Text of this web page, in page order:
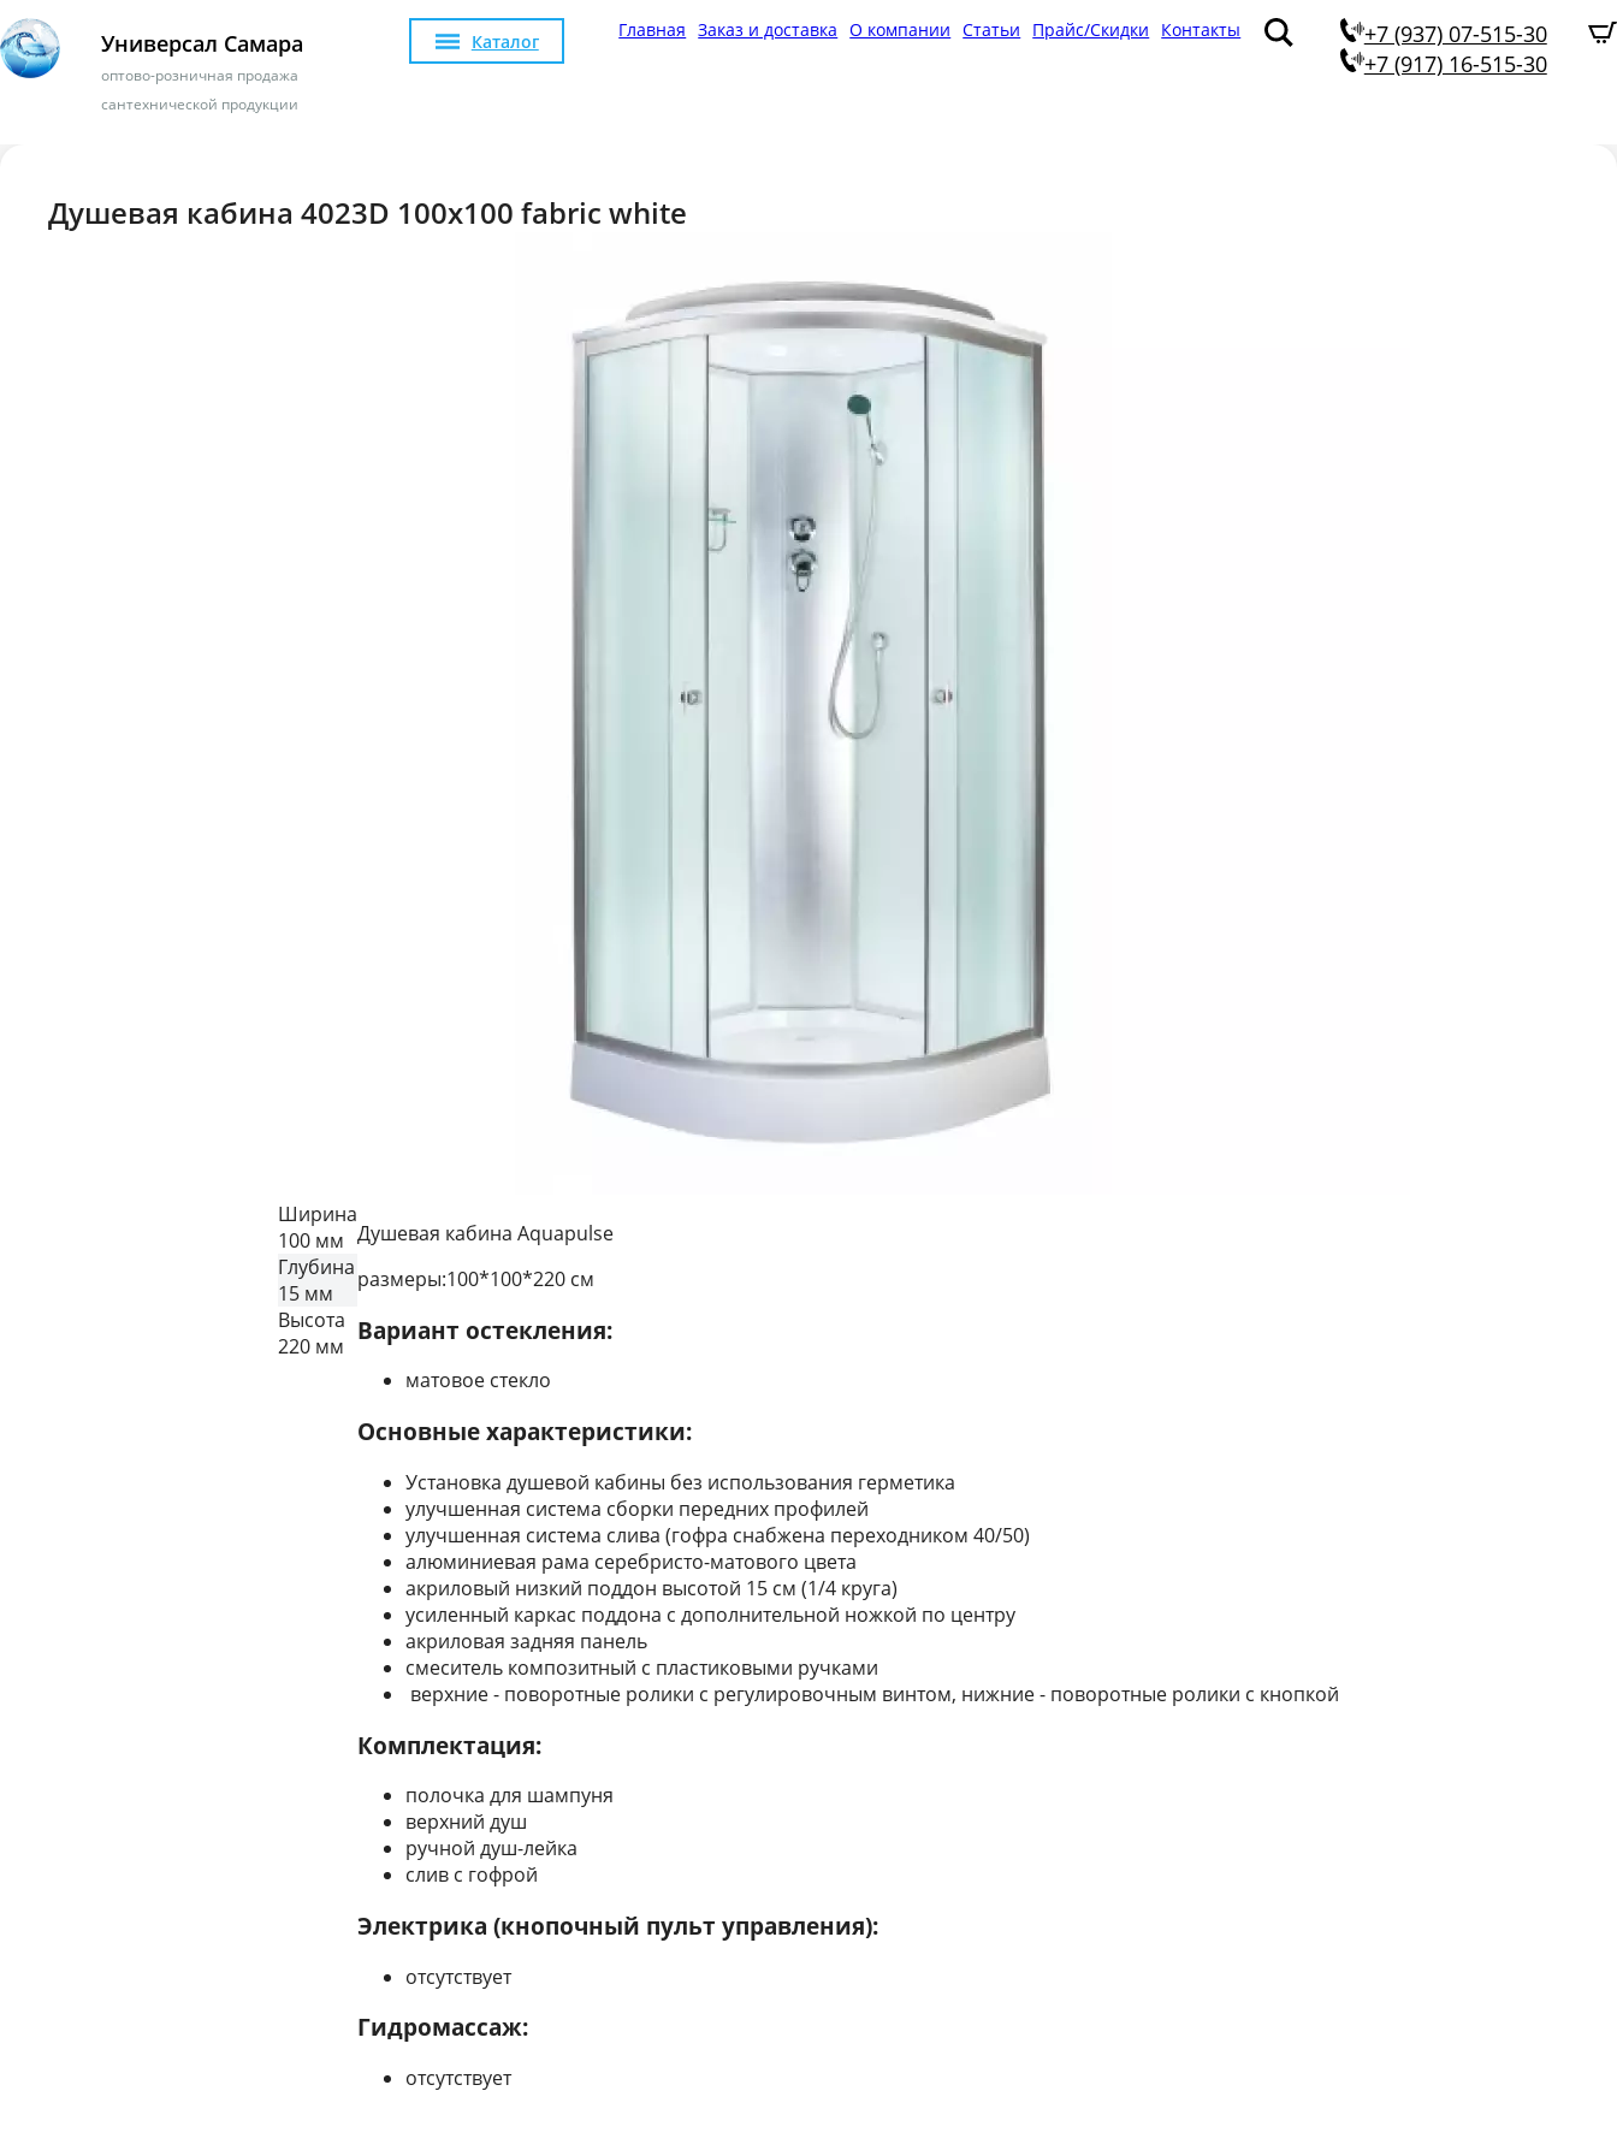
Универсал Самара
оптово-розничная продажа
сантехнической продукции
Каталог Главная Заказ и доставка О компании Статьи Прайс/Скидки Контакты
+7 (937) 07-515-30
+7 (917) 16-515-30
Душевая кабина 4023D 100х100 fabric white
Ширина
100 мм
Глубина
15 мм
Высота
220 мм
Душевая кабина Aquapulse
размеры:100*100*220 см
Вариант остекления:
матовое стекло
Основные характеристики:
Установка душевой кабины без использования герметика
улучшенная система сборки передних профилей
улучшенная система слива (гофра снабжена переходником 40/50)
алюминиевая рама серебристо-матового цвета
акриловый низкий поддон высотой 15 см (1/4 круга)
усиленный каркас поддона с дополнительной ножкой по центру
акриловая задняя панель
смеситель композитный с пластиковыми ручками
верхние - поворотные ролики с регулировочным винтом, нижние - поворотные ролики с кнопкой
Комплектация:
полочка для шампуня
верхний душ
ручной душ-лейка
слив с гофрой
Электрика (кнопочный пульт управления):
отсутствует
Гидромассаж:
отсутствует